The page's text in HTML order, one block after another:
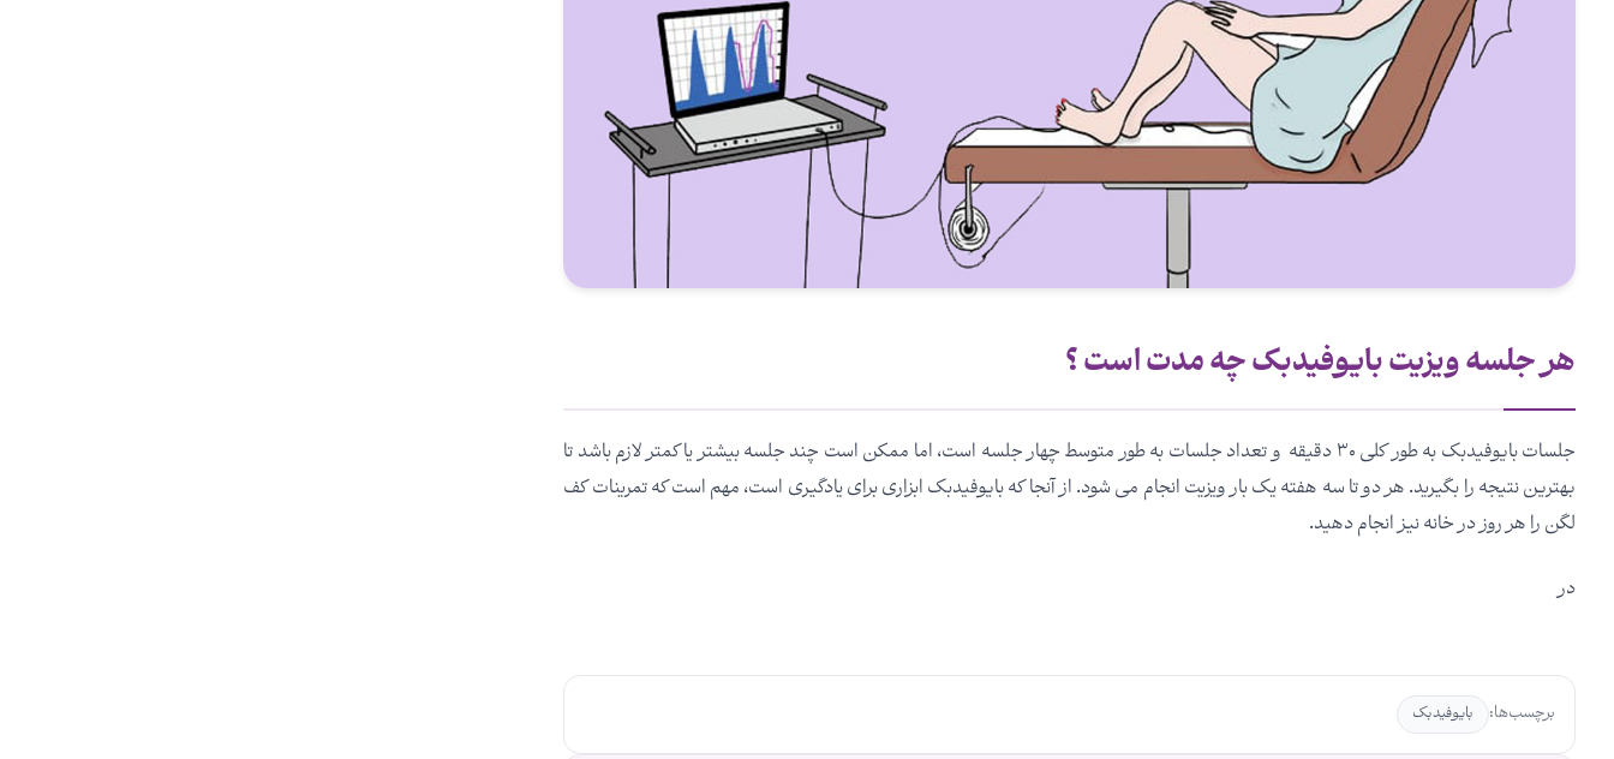
هر جلسه ویزیت بایوفیدبک چه مدت است ؟
جلسات بایوفیدبک به طور کلی ۳۰ دقیقه و تعداد جلسات به طور متوسط ​​چهار جلسه است، اما ممکن است چند جلسه بیشتر یا کمتر لازم باشد تا
بهترین نتیجه را بگیرید. هر دو تا سه هفته یک بار ویزیت انجام می شود. از آنجا که بایوفیدبک ابزاری برای یادگیری است، مهم است که تمرینات کف
لگن را هر روز در خانه نیز انجام دهید.
در
برچسب‌ها: بایوفیدبک